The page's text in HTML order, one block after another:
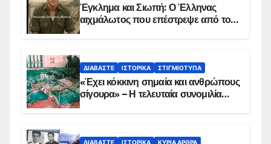
Έγκλημα και Σιωπή: Ο Έλληνας
αιχμάλωτος που επέστρεψε από το
ΔΙΑΒΆΣΤΕ ΙΣΤΟΡΙΚΆ ΣΤΙΓΜΙΌΤΥΠΑ
«Έχει κόκκινη σημαία και ανθρώπους
σίγουρα» – Η τελευταία συνομιλία
ΔΙΑΒΆΣΤΕ ΙΣΤΟΡΙΚΆ ΚΥΡΙΑ ΑΡΘΡΑ